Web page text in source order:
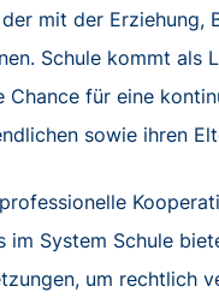
mit der Erziehung,
Schule kommt als
Chance für eine
sowie ihren
im System Schule
um rechtlich